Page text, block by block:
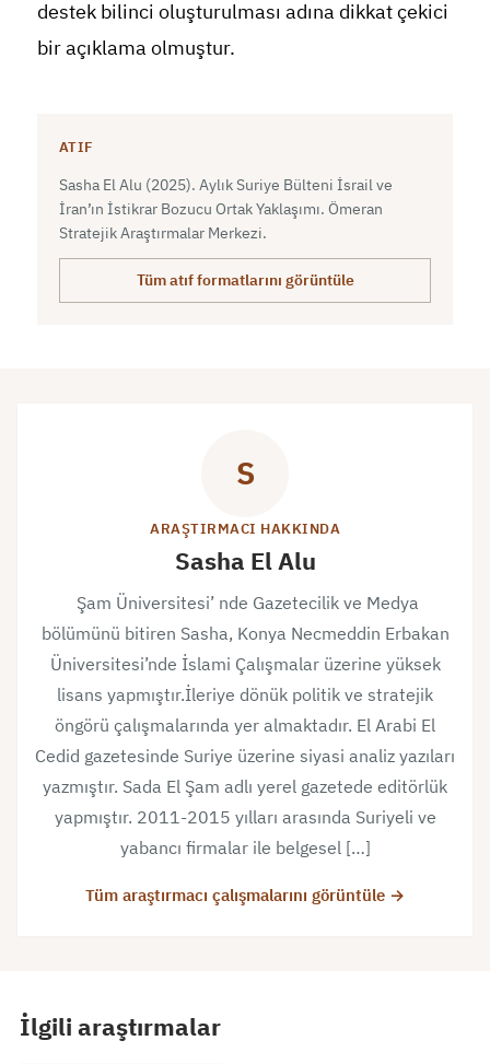
destek bilinci oluşturulması adına dikkat çekici
bir açıklama olmuştur.
ATIF
Sasha El Alu (2025). Aylık Suriye Bülteni İsrail ve
İran’ın İstikrar Bozucu Ortak Yaklaşımı. Ömeran
Stratejik Araştırmalar Merkezi.
Tüm atıf formatlarını görüntüle
S
ARAŞTIRMACI HAKKINDA
Sasha El Alu
Şam Üniversitesi’ nde Gazetecilik ve Medya
bölümünü bitiren Sasha, Konya Necmeddin Erbakan
Üniversitesi’nde İslami Çalışmalar üzerine yüksek
lisans yapmıştır.İleriye dönük politik ve stratejik
öngörü çalışmalarında yer almaktadır. El Arabi El
Cedid gazetesinde Suriye üzerine siyasi analiz yazıları
yazmıştır. Sada El Şam adlı yerel gazetede editörlük
yapmıştır. 2011-2015 yılları arasında Suriyeli ve
yabancı firmalar ile belgesel […]
Tüm araştırmacı çalışmalarını görüntüle →
İlgili araştırmalar